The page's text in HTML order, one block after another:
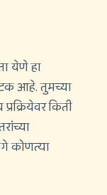
येणे हा
आहे. तुमच्या
किती
कोणत्या